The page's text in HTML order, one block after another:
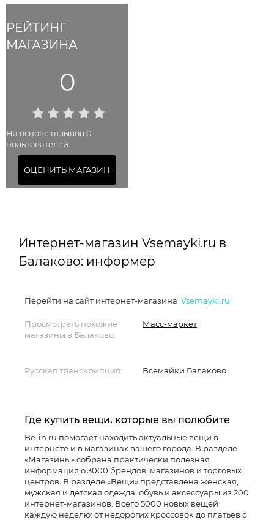
РЕЙТИНГ
МАГАЗИНА
0
На основе отзывов 0
пользователей.
ОЦЕНИТЬ МАГАЗИН
Интернет-магазин Vsemayki.ru в
Балаково: информер
Перейти на сайт интернет-магазина Vsemayki.ru
Просмотреть похожие
магазины в Балаково:
Масс-маркет
Русская транскрипция: Всемайки Балаково
Где купить вещи, которые вы полюбите
Be-in.ru помогает находить актуальные вещи в
интернете и в магазинах вашего города. В разделе
«Магазины» собрана практически полезная
информация о 3000 брендов, магазинов и торговых
центров. В разделе «Вещи» представлена женская,
мужская и детская одежда, обувь и аксессуары из 200
интернет-магазинов. Всего 5000 новых вещей
каждую неделю: от недорогих кроссовок до платьев с